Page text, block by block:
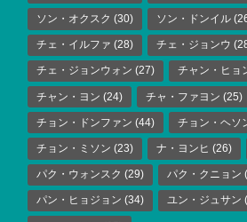
ソン・オクスク (30) ソン・ドンイル
チェ・イルファ (28) チェ・ジョンウ
チェ・ジョンウォン (27) チャン・ヒョ
チャン・ヨン (24) チャ・ファヨン (25)
チョン・ドンファン (44) チョン・ヘソ
チョン・ミソン (23) ナ・ヨンヒ (26)
パク・ウォンスク (29) パク・クニョン
パン・ヒョジョン (34) ユン・ジュサン